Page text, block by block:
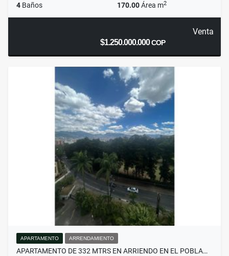
4 Baños 170.00Área m2
Venta
$1.250.000.000COP
APARTAMENTO ARRENDAMIENTO
APARTAMENTO DE 332 MTRS EN ARRIENDO EN EL POBLA…